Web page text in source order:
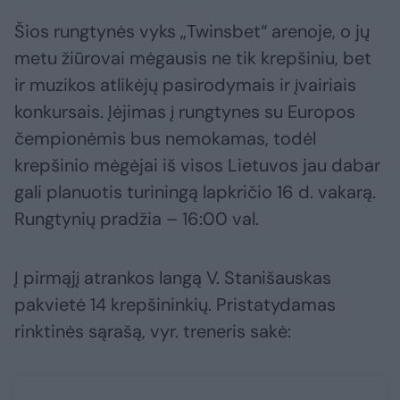
Šios rungtynės vyks „Twinsbet“ arenoje, o jų
metu žiūrovai mėgausis ne tik krepšiniu, bet
ir muzikos atlikėjų pasirodymais ir įvairiais
konkursais. Įėjimas į rungtynes su Europos
čempionėmis bus nemokamas, todėl
krepšinio mėgėjai iš visos Lietuvos jau dabar
gali planuotis turiningą lapkričio 16 d. vakarą.
Rungtynių pradžia – 16:00 val.
Į pirmąjį atrankos langą V. Stanišauskas
pakvietė 14 krepšininkių. Pristatydamas
rinktinės sąrašą, vyr. treneris sakė: